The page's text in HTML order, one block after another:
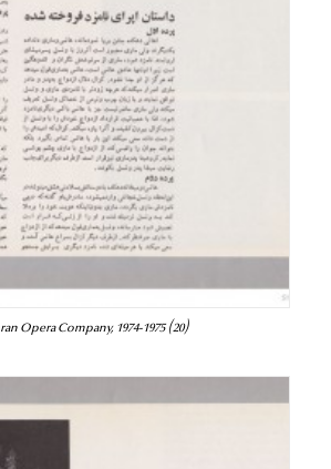
Opera Company, 1974-1975 (20)